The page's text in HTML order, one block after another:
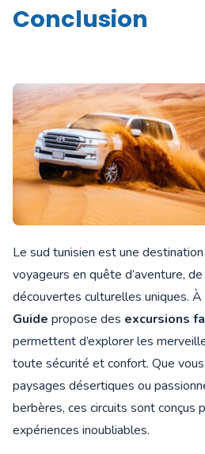
Conclusion
Le sud tunisien est une
voyageurs en quête d’aventure,
découvertes culturelles uniques.
Guide propose des excursions
permettent d’explorer les
toute sécurité et confort. Que
paysages désertiques ou
berbères, ces circuits sont conçus
expériences inoubliables.